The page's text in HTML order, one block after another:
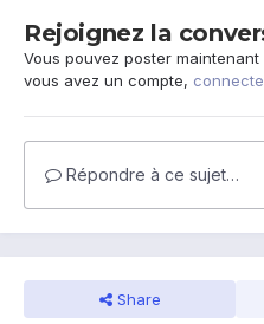
Rejoignez la
Vous pouvez poster
vous avez un compte,
Répondre à ce sujet…
Share